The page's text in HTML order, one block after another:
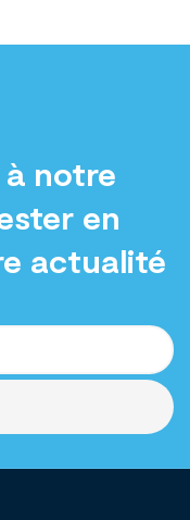
notre
en
actualité